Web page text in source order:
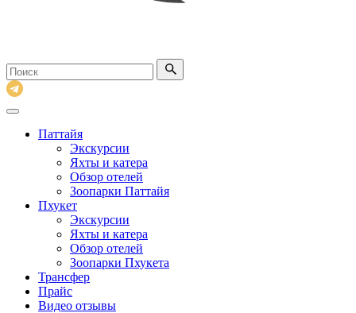
Поиск
по
сайту
Паттайя
Экскурсии
Яхты и катера
Обзор отелей
Зоопарки Паттайя
Пхукет
Экскурсии
Яхты и катера
Обзор отелей
Зоопарки Пхукета
Трансфер
Прайс
Видео отзывы